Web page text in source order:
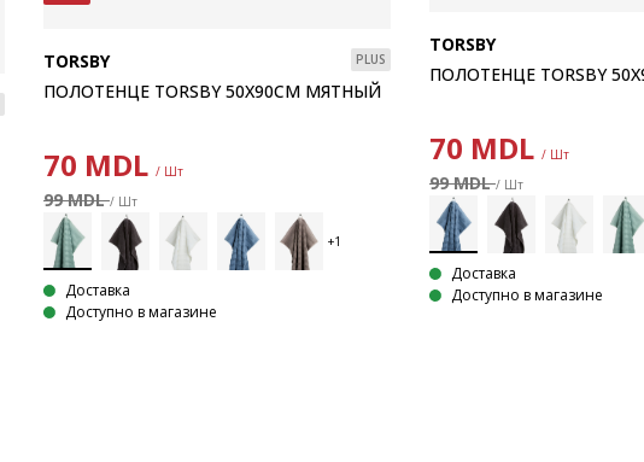
TORSBY PLUS
ПОЛОТЕНЦЕ TORSBY 50X90СМ МЯТНЫЙ
70 MDL / Шт
99 MDL/ Шт
Доставка
Доступно в магазине
TORSBY
ПОЛОТЕНЦЕ TORSBY
70 MDL / Шт
99 MDL/ Шт
Доставка
Доступно в магазине